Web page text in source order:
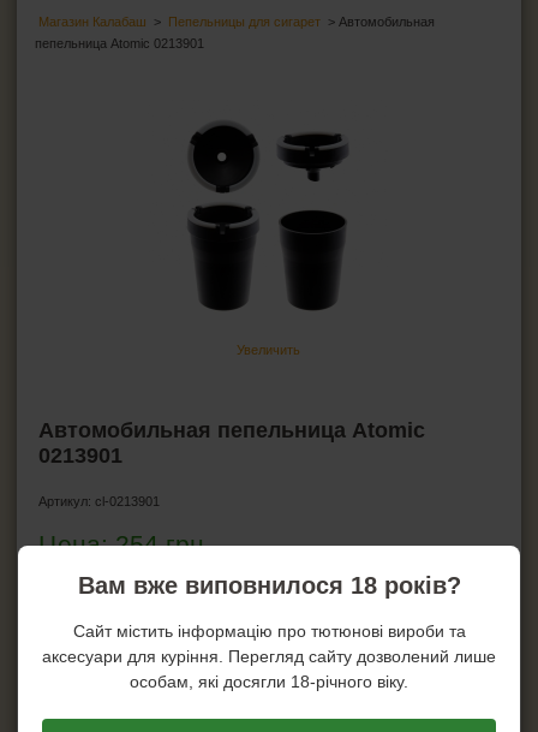
Магазин Калабаш > Пепельницы для сигарет > Автомобильная
пепельница Atomic 0213901
Увеличить
Автомобильная пепельница Atomic
0213901
Артикул: cl-0213901
Цена:254грн.
Купить!
Купить в один клик!
СИГАРЫ, СИГАРИЛЛЫ И ВСЁ ДЛЯ НИХ
ЗАЖИГАЛКИ
ПЕПЕЛЬНИЦЫ
Вам вже виповнилося 18 років?
Сайт містить інформацію про тютюнові вироби та
аксесуари для куріння. Перегляд сайту дозволений лише
особам, які досягли 18-річного віку.